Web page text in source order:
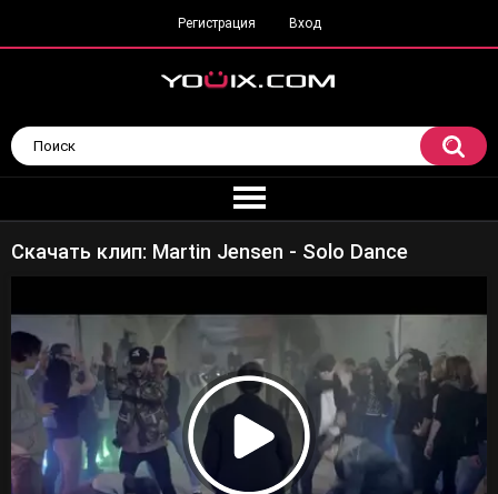
Регистрация Вход
Скачать клип: Martin Jensen - Solo Dance